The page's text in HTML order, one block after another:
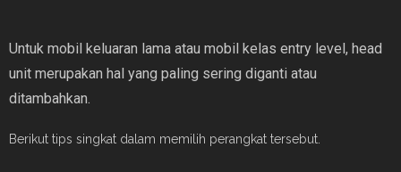
Untuk mobil keluaran lama atau mobil kelas entry level, head
unit merupakan hal yang paling sering diganti atau
ditambahkan.
Berikut tips singkat dalam memilih perangkat tersebut.